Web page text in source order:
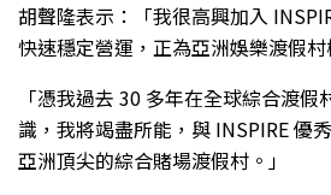
胡聲隆表示：「我很高興加入
快速穩定營運，正為亞洲娛樂渡假村
「憑我過去 30 多年在全球綜合渡
識，我將竭盡所能，與 INSPIRE 優
亞洲頂尖的綜合賭場渡假村。」